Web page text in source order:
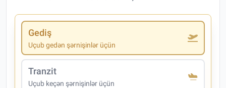
Gediş
Uçub gedən şərnişinlər üçün
Tranzit
Uçub keçən şərnişinlər üçün